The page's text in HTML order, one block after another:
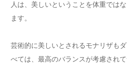
人は、美しいということを体重ではな
ます。
芸術的に美しいとされるモナリザも
べては、最高のバランスが考慮されて